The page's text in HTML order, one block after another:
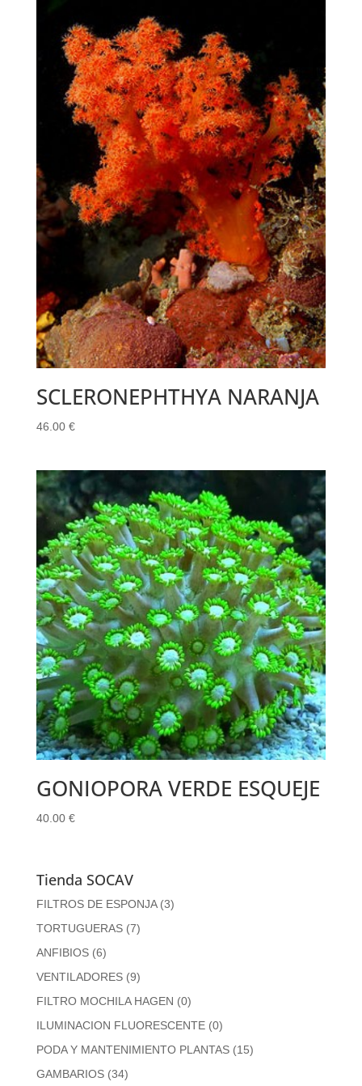
SCLERONEPHTHYA NARANJA
46.00 €
GONIOPORA VERDE ESQUEJE
40.00 €
Tienda SOCAV
FILTROS DE ESPONJA (3)
TORTUGUERAS (7)
ANFIBIOS (6)
VENTILADORES (9)
FILTRO MOCHILA HAGEN (0)
ILUMINACION FLUORESCENTE (0)
PODA Y MANTENIMIENTO PLANTAS (15)
GAMBARIOS (34)